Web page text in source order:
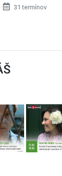
31 termínov